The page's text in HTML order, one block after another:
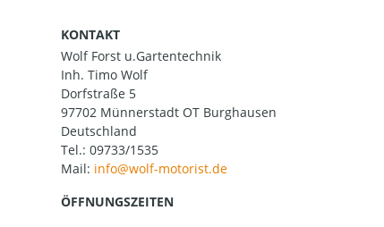
KONTAKT
Wolf Forst u.Gartentechnik
Inh. Timo Wolf
Dorfstraße 5
97702 Münnerstadt OT Burghausen
Deutschland
Tel.: 09733/1535
Mail:
ÖFFNUNGSZEITEN